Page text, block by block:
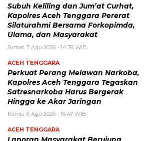
Subuh Keliling dan Jum’at Curhat,
Kapolres Aceh Tenggara Pererat
Silaturahmi Bersama Forkopimda,
Ulama, dan Masyarakat
Jumat, 7 Agu 2026 - 14:36 WIB
ACEH TENGGARA
Perkuat Perang Melawan Narkoba,
Kapolres Aceh Tenggara Tegaskan
Satresnarkoba Harus Bergerak
Hingga ke Akar Jaringan
Kamis, 6 Agu 2026 - 16:47 WIB
ACEH TENGGARA
Laporan Masyarakat Berujung